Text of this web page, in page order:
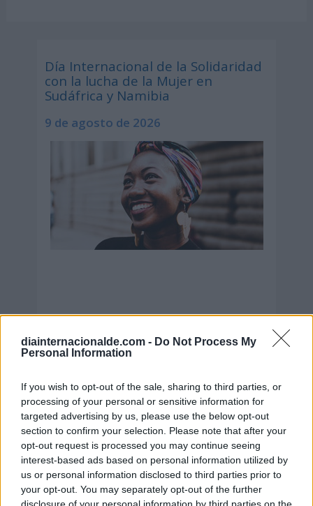
diainternacionalde.com - Do Not Process My
Personal Information
If you wish to opt-out of the sale, sharing to third parties, or
processing of your personal or sensitive information for
targeted advertising by us, please use the below opt-out
section to confirm your selection. Please note that after your
opt-out request is processed you may continue seeing
interest-based ads based on personal information utilized by
us or personal information disclosed to third parties prior to
your opt-out. You may separately opt-out of the further
disclosure of your personal information by third parties on the
Día Internacional de la Solidaridad
con la lucha de la Mujer en
Sudáfrica y Namibia
9 de agosto de 2026
Secciones destacadas
Noticias y actualidad sobre Días
Internacionales
Onomástica. Todos los santos
Semanas Internacionales
Años Internacionales